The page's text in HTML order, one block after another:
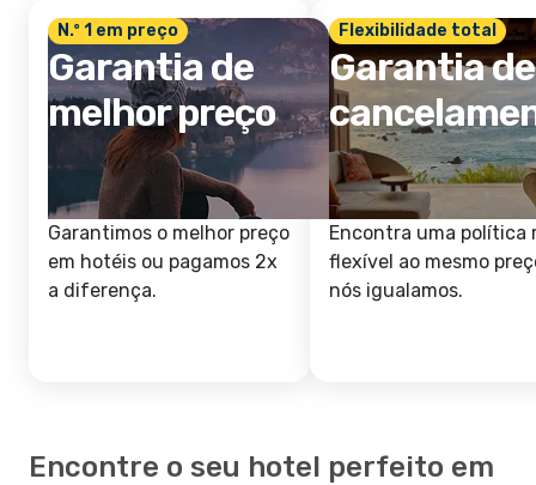
N.º 1 em preço
Garantia de
melhor preço
Garantimos o melhor preço
em hotéis ou pagamos 2x
a diferença.
Flexibilidade total
Garantia de
Encontra uma política
flexível ao mesmo
nós igualamos.
Encontre o seu hotel perfeito em